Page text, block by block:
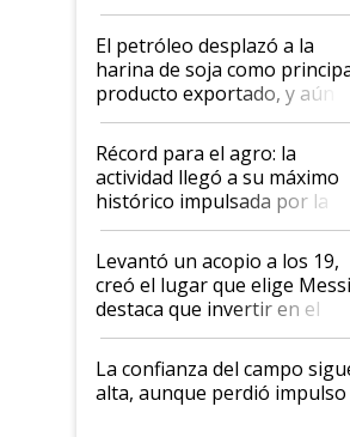
El petróleo desplazó a la
harina de soja como
producto exportado, y aún así
el agro aportó casi seis de
diez dólares y sostuvo el
liderazgo en un semestre
récord
Récord para el agro: la
actividad llegó a su máximo
histórico impulsada por la
cosecha y las exportaciones
Levantó un acopio a los 19,
creó el lugar que elige
destaca que invertir en el
kirchnerismo era como
plata a un hijo para droga":
Juan Félix Rossetti, el
que de una dura crisis salió
La confianza del campo
alta, aunque perdió impulso